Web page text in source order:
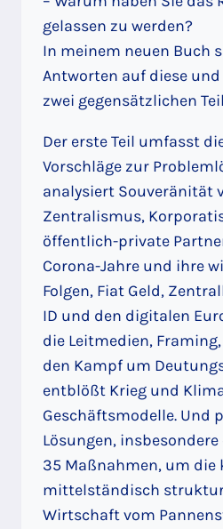
gelassen zu werden?
In meinem neuen Buch
Antworten auf diese
zwei gegensätzlichen
Der erste Teil umfasst
Vorschläge zur
analysiert Souveränität
Zentralismus,
öffentlich-private
Corona-Jahre und ihre
Folgen, Fiat Geld,
ID und den digitalen
die Leitmedien,
den Kampf um
entblößt Krieg und
Geschäftsmodelle. Und
Lösungen,
35 Maßnahmen, um die
mittelständisch
Wirtschaft vom